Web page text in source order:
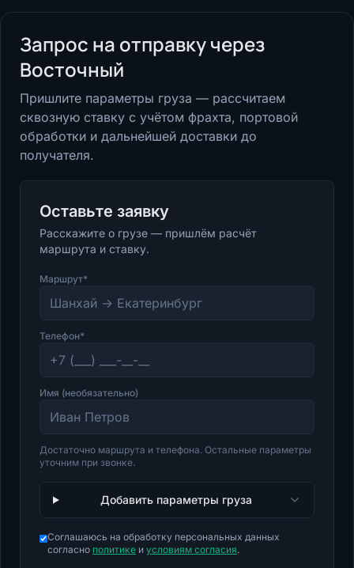
Запрос на отправку через
Восточный
Пришлите параметры груза — рассчитаем
сквозную ставку с учётом фрахта, портовой
обработки и дальнейшей доставки до
получателя.
Оставьте заявку
Расскажите о грузе — пришлём расчёт
маршрута и ставку.
Маршрут*
Телефон*
Имя (необязательно)
Достаточно маршрута и телефона. Остальные параметры
уточним при звонке.
Добавить параметры груза
Соглашаюсь на обработку персональных данных
согласно политике и условиям согласия.